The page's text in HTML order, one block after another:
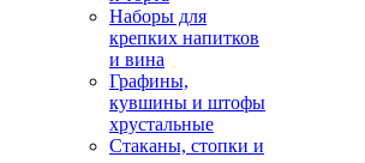
Наборы для
крепких напитков
и вина
Графины,
кувшины и штофы
хрустальные
Стаканы, стопки и